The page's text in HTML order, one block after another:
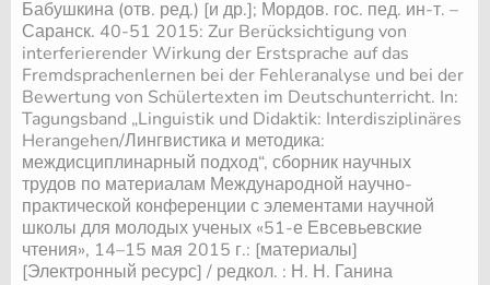
Бабушкина (отв. ред.) [и др.]; Мордов. гос. пед. ин-т. –
Саранск. 40-51 2015: Zur Berücksichtigung von
interferierender Wirkung der Erstsprache auf das
Fremdsprachenlernen bei der Fehleranalyse und bei der
Bewertung von Schülertexten im Deutschunterricht. In:
Tagungsband „Linguistik und Didaktik: Interdisziplinäres
Herangehen/Лингвистика и методика:
междисциплинарный подход“, сборник научных
трудов по материалам Международной научно-
практической конференции с элементами научной
школы для молодых ученых «51-е Евсевьевские
чтения», 14–15 мая 2015 г.: [материалы]
[Электронный ресурс] / редкол. : Н. Н. Ганина